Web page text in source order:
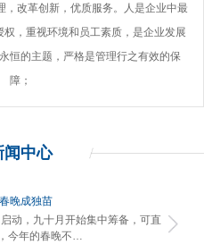
，改革创新，优质服务。人是企业中最
，重视环境和员工素质，是企业发展
恒的主题，严格是管理行之有效的保
障；
闻 中心
晚成独苗
动，九十月开始集中筹备，可直
今年的春晚不…